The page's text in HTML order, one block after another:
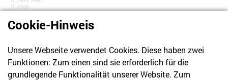
030 61 39 04 10
info@hvd-bb.de
Cookie-Hinweis
Unsere Webseite verwendet Cookies. Diese haben zwei
Funktionen: Zum einen sind sie erforderlich für die
grundlegende Funktionalität unserer Website. Zum